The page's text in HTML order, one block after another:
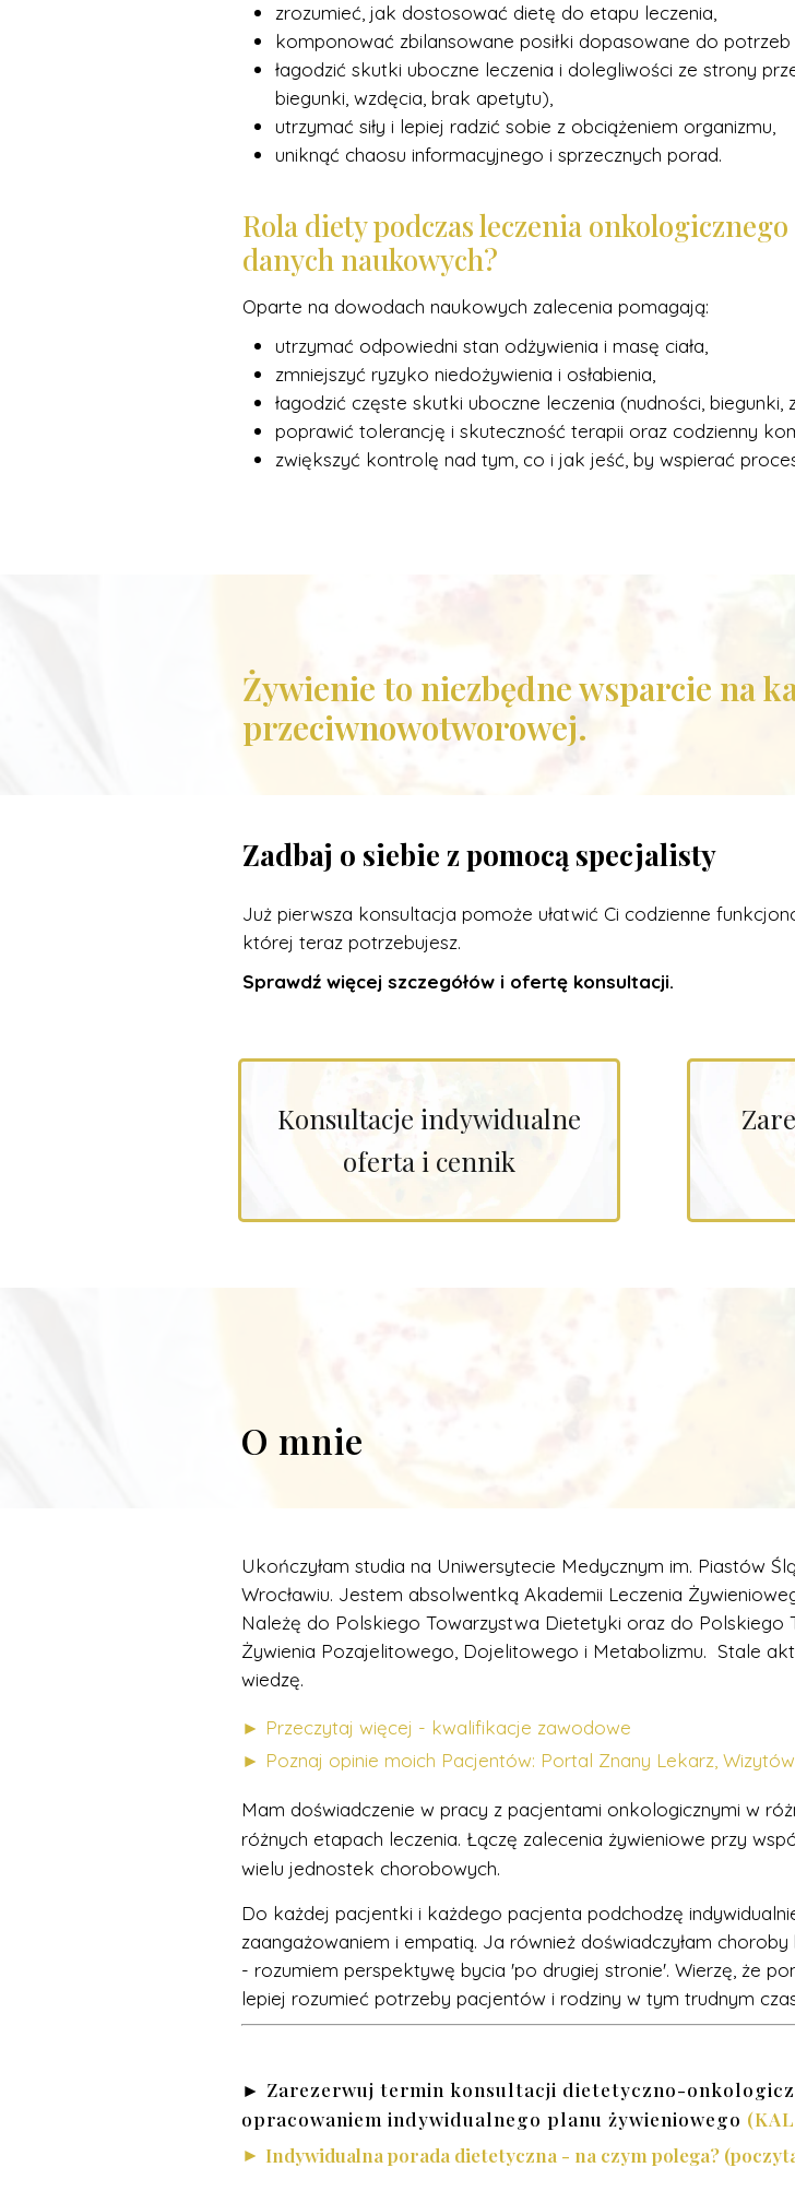
Konsultacje indywidualne
oferta i cennik
O mnie
Ukończyłam studia na Uniwersytecie Medycznym im. Piastów
Wrocławiu. Jestem absolwentką Akademii Leczenia
Należę do Polskiego Towarzystwa Dietetyki oraz do Polskiego
Żywienia Pozajelitowego, Dojelitowego i Metabolizmu. Stale
wiedzę.
► Przeczytaj więcej - kwalifikacje zawodowe
► Poznaj opinie moich Pacjentów: Portal Znany Lekarz,
Mam doświadczenie w pracy z pacjentami onkologicznymi w
różnych etapach leczenia. Łączę zalecenia żywieniowe przy
wielu jednostek chorobowych.
Do każdej pacjentki i każdego pacjenta podchodzę
zaangażowaniem i empatią. Ja również doświadczyłam
- rozumiem perspektywę bycia 'po drugiej stronie'. Wierzę, że
lepiej rozumieć potrzeby pacjentów i rodziny w tym trudnym
► Zarezerwuj termin konsultacji dietetyczno-
opracowaniem indywidualnego planu żywieniowego
► Indywidualna porada dietetyczna - na czym polega?
Żywienie to niezbędne wsparcie na
przeciwnowotworowej.
Zadbaj o siebie z pomocą specjalisty
Już pierwsza konsultacja pomoże ułatwić Ci codzienne
której teraz potrzebujesz.
Sprawdź więcej szczegółów i ofertę konsultacji.
zrozumieć, jak dostosować dietę do etapu leczenia,
komponować zbilansowane posiłki dopasowane do potrzeb
łagodzić skutki uboczne leczenia i dolegliwości ze strony
biegunki, wzdęcia, brak apetytu),
utrzymać siły i lepiej radzić sobie z obciążeniem organizmu,
uniknąć chaosu informacyjnego i sprzecznych porad.
Rola diety podczas leczenia
danych naukowych?
Oparte na dowodach naukowych zalecenia pomagają:
utrzymać odpowiedni stan odżywienia i masę ciała,
zmniejszyć ryzyko niedożywienia i osłabienia,
łagodzić częste skutki uboczne leczenia (nudności, biegunki,
poprawić tolerancję i skuteczność terapii oraz codzienny
zwiększyć kontrolę nad tym, co i jak jeść, by wspierać